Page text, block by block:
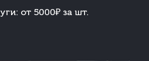
от 5000₽ за шт.